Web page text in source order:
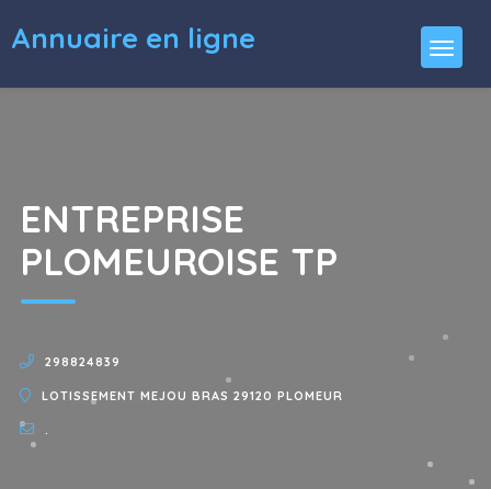
Annuaire en ligne
ENTREPRISE
PLOMEUROISE TP
298824839
LOTISSEMENT MEJOU BRAS 29120 PLOMEUR
.